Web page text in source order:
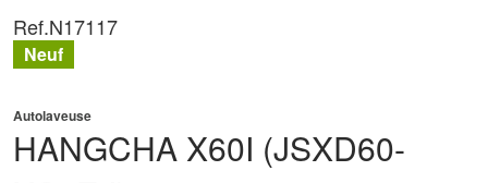
HANGCHA X60I (JSXD60-
Autolaveuse
Ref.N17117
Neuf